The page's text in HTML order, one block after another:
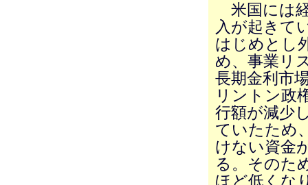
米国には
入が起きて
はじめとし
め、事業リ
長期金利市
リントン政
行額が減少
ていたため
けない資金
る。そのた
ほど低くな